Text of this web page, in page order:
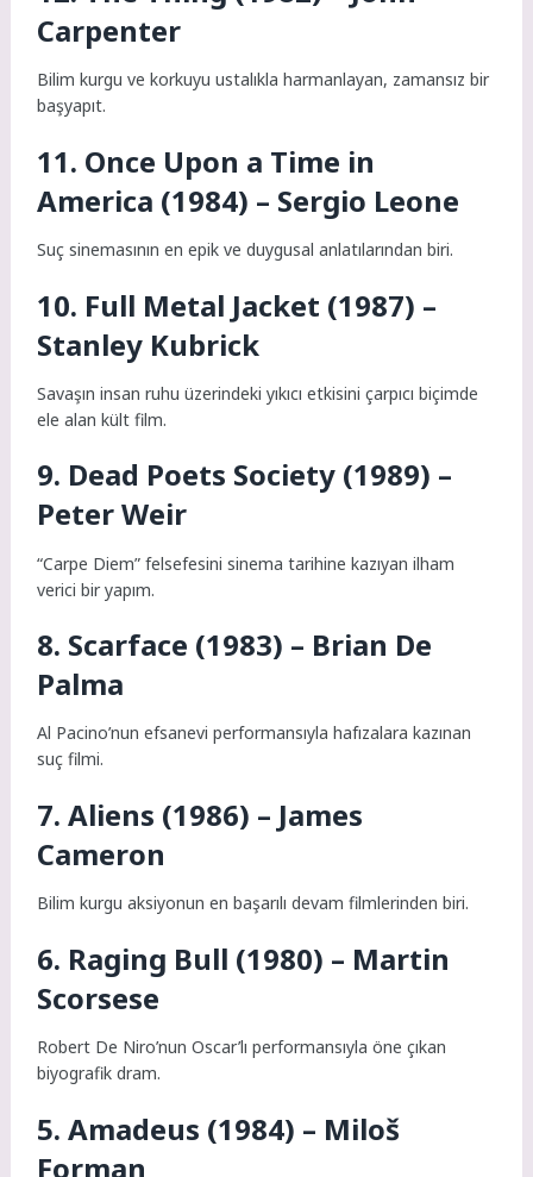
Carpenter
Bilim kurgu ve korkuyu ustalıkla harmanlayan, zamansız bir
başyapıt.
11. Once Upon a Time in
America (1984) – Sergio Leone
Suç sinemasının en epik ve duygusal anlatılarından biri.
10. Full Metal Jacket (1987) –
Stanley Kubrick
Savaşın insan ruhu üzerindeki yıkıcı etkisini çarpıcı biçimde
ele alan kült film.
9. Dead Poets Society (1989) –
Peter Weir
“Carpe Diem” felsefesini sinema tarihine kazıyan ilham
verici bir yapım.
8. Scarface (1983) – Brian De
Palma
Al Pacino’nun efsanevi performansıyla hafızalara kazınan
suç filmi.
7. Aliens (1986) – James
Cameron
Bilim kurgu aksiyonun en başarılı devam filmlerinden biri.
6. Raging Bull (1980) – Martin
Scorsese
Robert De Niro’nun Oscar’lı performansıyla öne çıkan
biyografik dram.
5. Amadeus (1984) – Miloš
Forman